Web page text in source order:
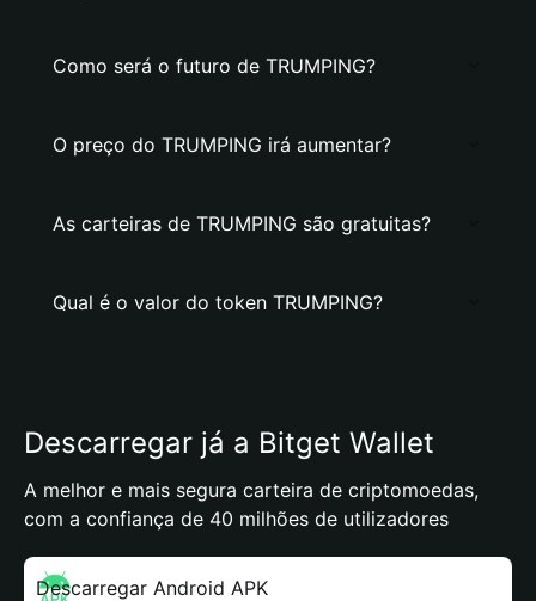
Como será o futuro de TRUMPING?
O preço do TRUMPING irá aumentar?
As carteiras de TRUMPING são gratuitas?
Qual é o valor do token TRUMPING?
Descarregar já a Bitget Wallet
A melhor e mais segura carteira de criptomoedas,
com a confiança de 40 milhões de utilizadores
Descarregar Android APK